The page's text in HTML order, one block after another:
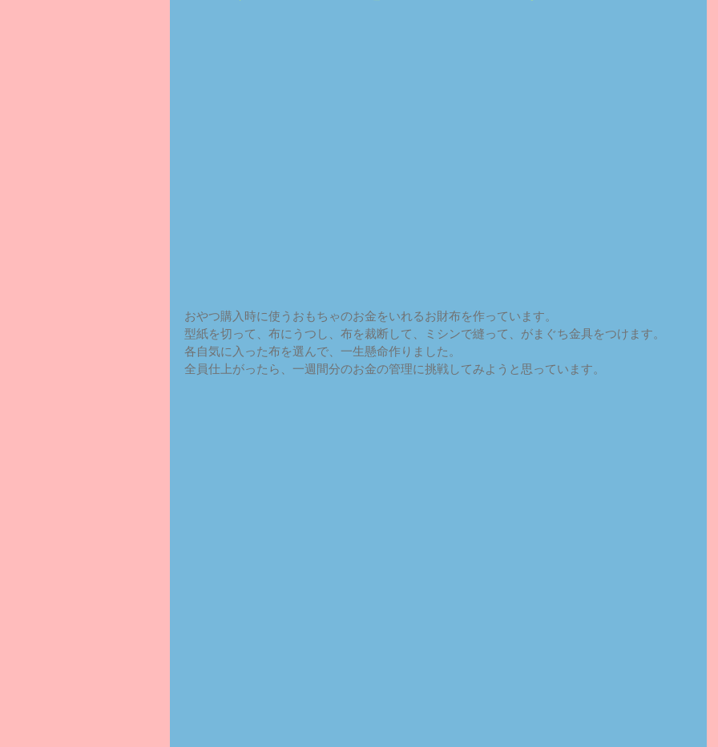
おやつ購入時に使うおもちゃのお金をいれるお財布を作っています。
型紙を切って、布にうつし、布を裁断して、ミシンで縫って、がまぐち金具をつけます。
各自気に入った布を選んで、一生懸命作りました。
全員仕上がったら、一週間分のお金の管理に挑戦してみようと思っています。